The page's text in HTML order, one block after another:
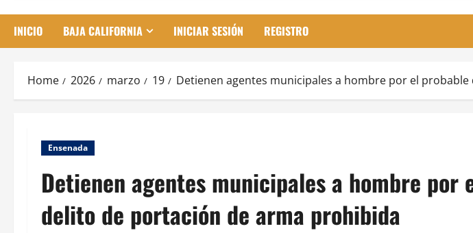
INICIO BAJA CALIFORNIA INICIAR SESIÓN REGISTRO
Home 2026 marzo 19 Detienen agentes municipales a hombre por el
Ensenada
Detienen agentes municipales a hombre por
delito de portación de arma prohibida